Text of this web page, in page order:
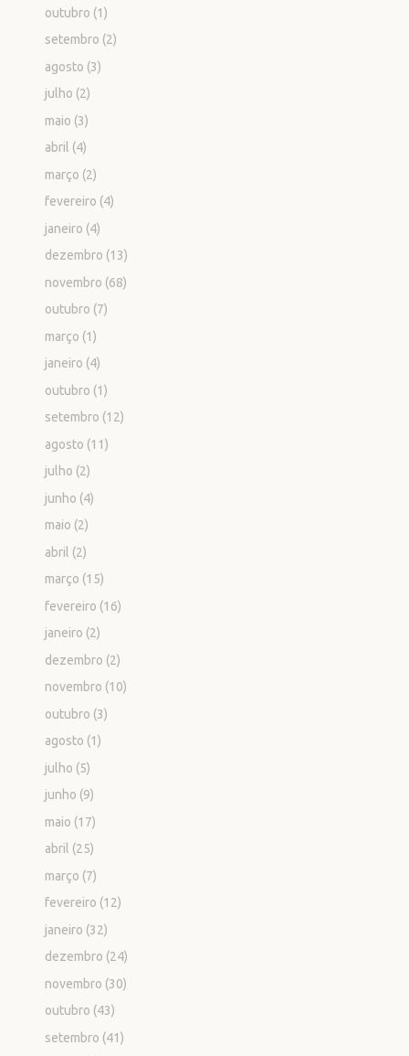
outubro (1)
setembro (2)
agosto (3)
julho (2)
maio (3)
abril (4)
março (2)
fevereiro (4)
janeiro (4)
dezembro (13)
novembro (68)
outubro (7)
março (1)
janeiro (4)
outubro (1)
setembro (12)
agosto (11)
julho (2)
junho (4)
maio (2)
abril (2)
março (15)
fevereiro (16)
janeiro (2)
dezembro (2)
novembro (10)
outubro (3)
agosto (1)
julho (5)
junho (9)
maio (17)
abril (25)
março (7)
fevereiro (12)
janeiro (32)
dezembro (24)
novembro (30)
outubro (43)
setembro (41)